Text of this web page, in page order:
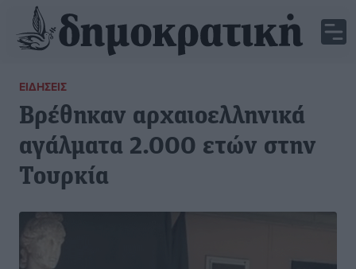
ΕΙΔΉΣΕΙΣ
Βρέθηκαν αρχαιοελληνικά
αγάλματα 2.000 ετών στην
Τουρκία